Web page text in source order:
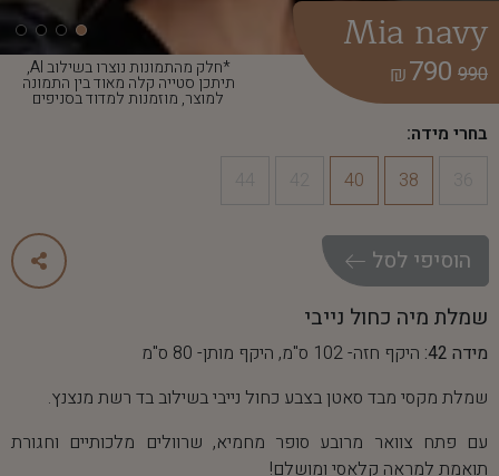
*חלק מהתמונות נוצרו בשילוב AI,
תיתכן סטייה קלה מאוד בין התמונה
למוצר, מוזמנות למדוד בסניפים
Mia navy
990
790
₪
בחרי מידה:
38
40
הוסיפי לסל
שמלת מיה כחול נייבי
מידה 42:
היקף חזה- 102 ס"מ, היקף מותן- 80 ס"מ
שמלת מקסי מבד סאטן בצבע כחול נייבי בשילוב בד רשת מנצנץ.
עם פתח צוואר מרובע סופר מחמיא, שרוולים מלכותיים וחגורת
תואמת למראה קלאסי ומושלם!